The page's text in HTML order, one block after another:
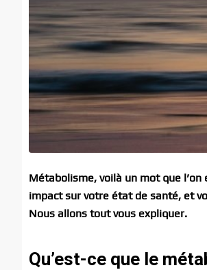
Métabolisme, voilà un mot que
impact sur votre état de santé, et
Nous allons tout vous expliquer.
Qu’est-ce que le